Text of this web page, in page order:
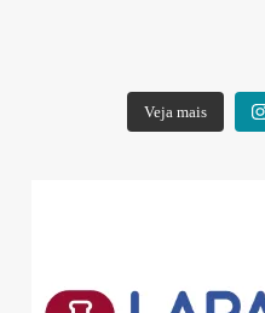
Veja mais